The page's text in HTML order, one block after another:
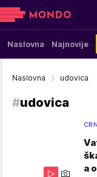
Naslovna Najnovije
Naslovna udovica
#udovica
a